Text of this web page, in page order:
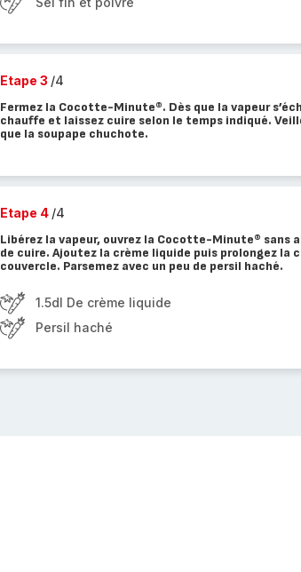
Etape 3 /4
Fermez la Cocotte-Minute®. Dès que la vapeur
chauffe et laissez cuire selon le temps indiqué.
que la soupape chuchote.
Etape 4 /4
Libérez la vapeur, ouvrez la Cocotte-Minute®
de cuire. Ajoutez la crème liquide puis prolongez la
couvercle. Parsemez avec un peu de persil haché.
1.5dl De crème liquide
Persil haché